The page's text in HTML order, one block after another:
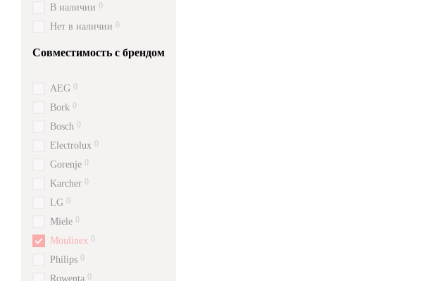
В наличии 0
Нет в наличии 0
Совместимость с брендом
AEG 0
Bork 0
Bosch 0
Electrolux 0
Gorenje 0
Karcher 0
LG 0
Miele 0
Moulinex 0
Philips 0
Rowenta 0